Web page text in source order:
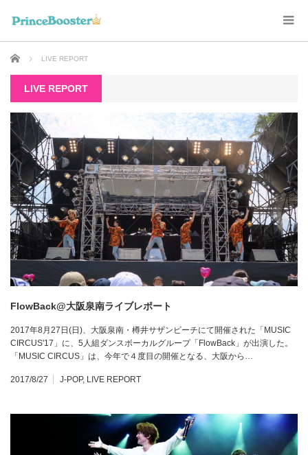
ホーム LIVE REPORT
LIVE REPORT
FlowBack@大阪泉南ライブレポート
2017年8月27日(日)、大阪泉南・樽井サザンビーチにて開催された「MUSIC
CIRCUS'17」に、5人組ダンスボーカルグループ「FlowBack」が出演した。
「MUSIC CIRCUS」は、今年で４度目の開催となる、大阪から…
2017/8/27 J-POP, LIVE REPORT